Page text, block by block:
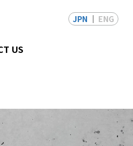
US
JPN ENG